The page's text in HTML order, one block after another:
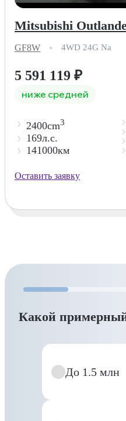
Mitsubishi
GF8W 4WD 24G Na
5 591 119 ₽
ниже средней
2400cm3
169л.с.
141000км
Оставить заявку
Какой
До 1.5 млн